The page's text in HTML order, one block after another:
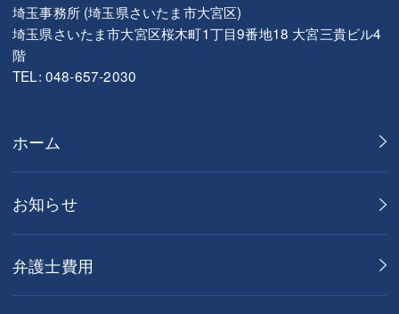
埼玉事務所 (埼玉県さいたま市大宮区)
埼玉県さいたま市大宮区桜木町1丁目9番地18 大宮三貴ビル4
階
TEL: 048-657-2030
ホーム
お知らせ
弁護士費用